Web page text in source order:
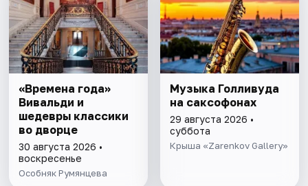
«Времена года»
Вивальди и
шедевры классики
во дворце
30 августа 2026 •
воскресенье
Особняк Румянцева
Музыка Голливуда
на саксофонах
29 августа 2026 •
суббота
Крыша «Zarenkov Gallery»